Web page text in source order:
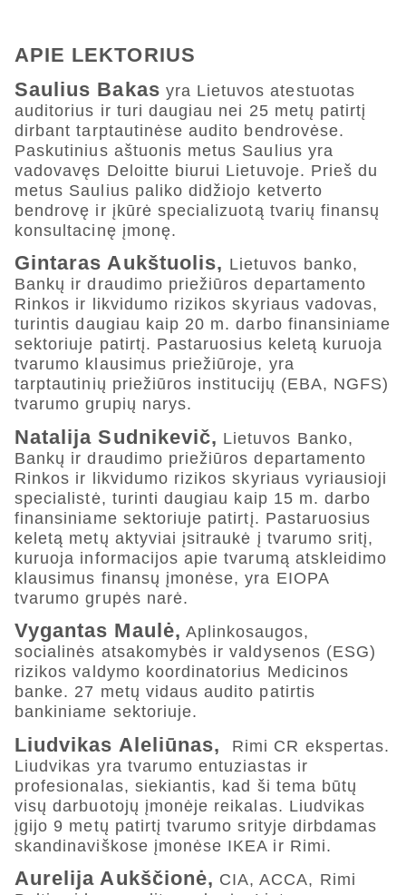
APIE LEKTORIUS
Saulius Bakas yra Lietuvos atestuotas
auditorius ir turi daugiau nei 25 metų patirtį
dirbant tarptautinėse audito bendrovėse.
Paskutinius aštuonis metus Saulius yra
vadovavęs Deloitte biurui Lietuvoje. Prieš du
metus Saulius paliko didžiojo ketverto
bendrovę ir įkūrė specializuotą tvarių finansų
konsultacinę įmonę.
Gintaras Aukštuolis, Lietuvos banko,
Bankų ir draudimo priežiūros departamento
Rinkos ir likvidumo rizikos skyriaus vadovas,
turintis daugiau kaip 20 m. darbo finansiniame
sektoriuje patirtį. Pastaruosius keletą kuruoja
tvarumo klausimus priežiūroje, yra
tarptautinių priežiūros institucijų (EBA, NGFS)
tvarumo grupių narys.
Natalija Sudnikevič, Lietuvos Banko,
Bankų ir draudimo priežiūros departamento
Rinkos ir likvidumo rizikos skyriaus vyriausioji
specialistė, turinti daugiau kaip 15 m. darbo
finansiniame sektoriuje patirtį. Pastaruosius
keletą metų aktyviai įsitraukė į tvarumo sritį,
kuruoja informacijos apie tvarumą atskleidimo
klausimus finansų įmonėse, yra EIOPA
tvarumo grupės narė.
Vygantas Maulė, Aplinkosaugos,
socialinės atsakomybės ir valdysenos (ESG)
rizikos valdymo koordinatorius Medicinos
banke. 27 metų vidaus audito patirtis
bankiniame sektoriuje.
Liudvikas Aleliūnas,
Rimi CR ekspertas.
Liudvikas yra tvarumo entuziastas ir
profesionalas, siekiantis, kad ši tema būtų
visų darbuotojų įmonėje reikalas. Liudvikas
įgijo 9 metų patirtį tvarumo srityje dirbdamas
skandinaviškose įmonėse IKEA ir Rimi.
Aurelija Aukščionė, CIA, ACCA, Rimi